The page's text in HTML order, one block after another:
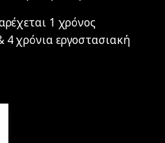
1 χρόνος
χρόνια εργοστασιακή